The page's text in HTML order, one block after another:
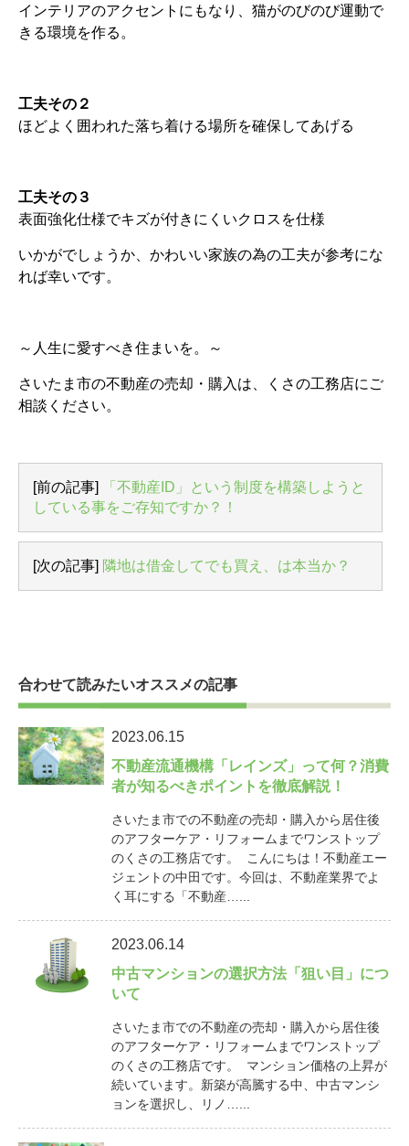
インテリアのアクセントにもなり、猫がのびのび運動で
きる環境を作る。
工夫その２
ほどよく囲われた落ち着ける場所を確保してあげる
工夫その３
表面強化仕様でキズが付きにくいクロスを仕様
いかがでしょうか、かわいい家族の為の工夫が参考にな
れば幸いです。
～人生に愛すべき住まいを。～
さいたま市の不動産の売却・購入は、くさの工務店にご
相談ください。
[前の記事]
「不動産ID」という制度を構築しようと
している事をご存知ですか？！
[次の記事] 隣地は借金してでも買え、は本当か？
合わせて読みたいオススメの記事
2023.06.15
不動産流通機構「レインズ」って何？消費
者が知るべきポイントを徹底解説！
さいたま市での不動産の売却・購入から居住後
のアフターケア・リフォームまでワンストップ
のくさの工務店です。 こんにちは！不動産エー
ジェントの中田です。今回は、不動産業界でよ
く耳にする「不動産…...
2023.06.14
中古マンションの選択方法「狙い目」につ
いて
さいたま市での不動産の売却・購入から居住後
のアフターケア・リフォームまでワンストップ
のくさの工務店です。 マンション価格の上昇が
続いています。新築が高騰する中、中古マンシ
ョンを選択し、リノ…...